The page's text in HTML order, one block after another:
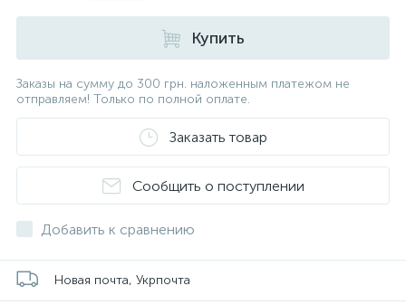
Купить
Заказы на сумму до 300 грн. наложенным платежом не
отправляем! Только по полной оплате.
Заказать товар
Сообщить о поступлении
Добавить к сравнению
Новая почта, Укрпочта